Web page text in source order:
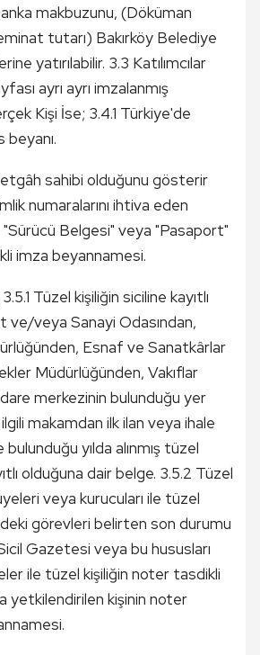
makbuzunu, (Döküman
tutarı) Bakırköy Belediye
yatırılabilir. 3.3 Katılımcılar
ayrı ayrı imzalanmış
Kişi İse; 3.4.1 Türkiye'de
sahibi olduğunu gösterir
numaralarını ihtiva eden
"Sürücü Belgesi" veya "Pasaport"
imza beyannamesi.
Tüzel kişiliğin siciline kayıtlı
ve/veya Sanayi Odasından,
Esnaf ve Sanatkârlar
Müdürlüğünden, Vakıflar
merkezinin bulunduğu yer
makamdan ilk ilan veya ihale
yılda alınmış tüzel
olduğuna dair belge. 3.5.2 Tüzel
veya kurucuları ile tüzel
görevleri belirten son durumu
Gazetesi veya bu hususları
ile tüzel kişiliğin noter tasdikli
yetkilendirilen kişinin noter